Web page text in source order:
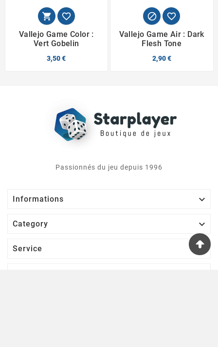
 
Vallejo Game Color :
Vert Gobelin
3,50 €
 
Vallejo Game Air : Dark
Flesh Tone
2,90 €
Passionnés du jeu depuis 1996
Informations 
Category 
Service 